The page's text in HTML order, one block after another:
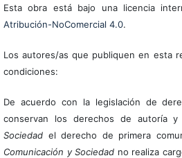
Esta obra está bajo una licencia
Atribución-NoComercial 4.0.
Los autores/as que publiquen en esta
condiciones:
De acuerdo con la legislación de
conservan los derechos de autoría
Sociedadel derecho de primera
Comunicación y Sociedad no realiza